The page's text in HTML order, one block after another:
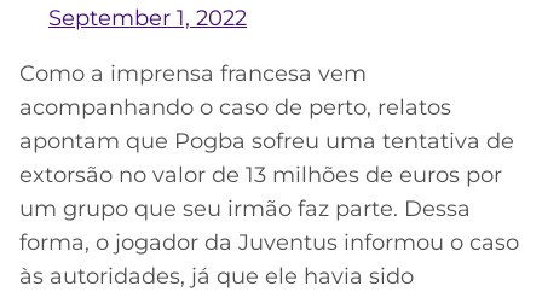
September 1, 2022
Como a imprensa francesa vem
acompanhando o caso de perto, relatos
apontam que Pogba sofreu uma tentativa de
extorsão no valor de 13 milhões de euros por
um grupo que seu irmão faz parte. Dessa
forma, o jogador da Juventus informou o caso
às autoridades, já que ele havia sido